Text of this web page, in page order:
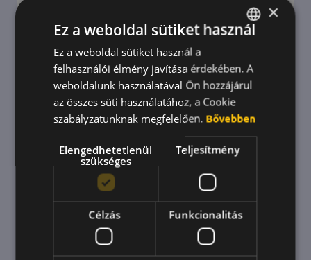
munkatársak kapcsolatban maradjanak és
megjutalmazzák egymást! Mutatjuk is, mivel
tudtok ilyenkor jutalmazni.
ENGLISH
KOREAN
×
Ez a weboldal sütiket használ
Ez a weboldal sütiket használ a
felhasználói élmény javítása érdekében. A
weboldalunk használatával Ön hozzájárul
az összes süti használatához, a Cookie
szabályzatunknak megfelelően. Bővebben
Elengedhetetlenül
szükséges
Teljesítmény
Célzás Funkcionalitás